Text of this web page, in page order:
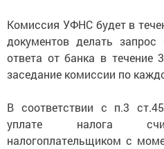
Комиссия УФНС будет в
документов делать
ответа от банка в течение
заседание комиссии по
В соответствии с п.3
уплате налога
налогоплательщиком с